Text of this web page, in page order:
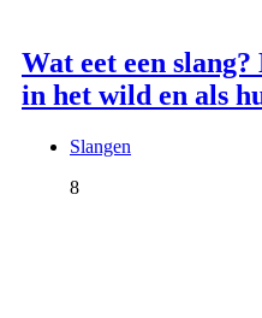
Wat eet een
in het wild en als
Slangen
8